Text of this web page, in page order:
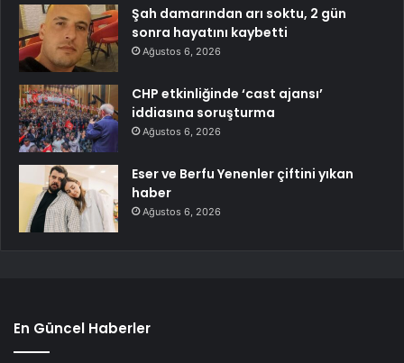
Şah damarından arı soktu, 2 gün
sonra hayatını kaybetti
Ağustos 6, 2026
CHP etkinliğinde ‘cast ajansı’
iddiasına soruşturma
Ağustos 6, 2026
Eser ve Berfu Yenenler çiftini yıkan
haber
Ağustos 6, 2026
En Güncel Haberler